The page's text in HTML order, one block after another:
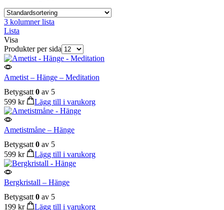
3 kolumner lista
Lista
Visa
Produkter per sida
Ametist – Hänge – Meditation
Betygsatt 0 av 5
599 kr Lägg till i varukorg
Ametistmåne – Hänge
Betygsatt 0 av 5
599 kr Lägg till i varukorg
Bergkristall – Hänge
Betygsatt 0 av 5
199 kr Lägg till i varukorg